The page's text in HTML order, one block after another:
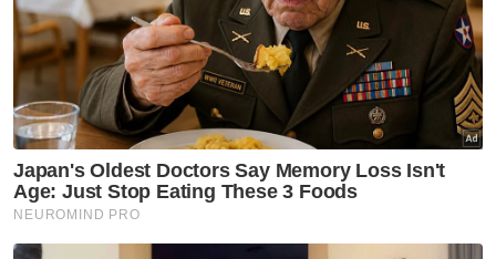
Artikel Disyorkan
GLOBAL
Lebih 10 kanak-kanak hilang
bot terbalik di DR Congo